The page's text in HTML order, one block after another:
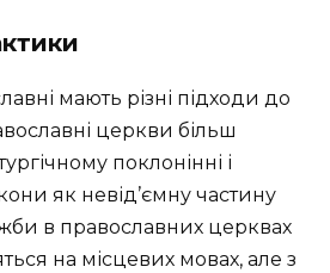
мають різні підходи до
церкви більш
поклонінні і
як невід’ємну частину
в православних церквах
на місцевих мовах, але з